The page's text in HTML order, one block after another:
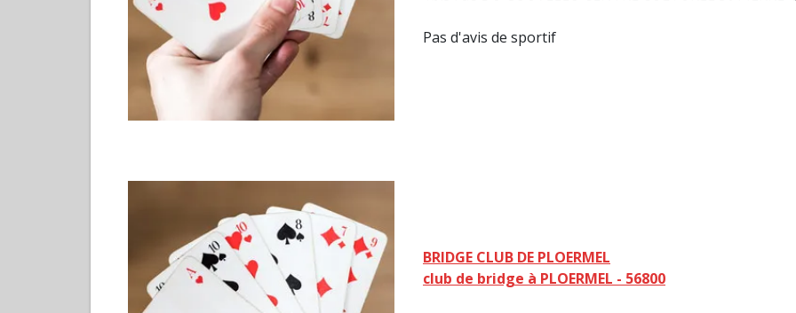
Pas d'avis de sportif
BRIDGE CLUB DE PLOERMEL
club de bridge à PLOERMEL - 56800